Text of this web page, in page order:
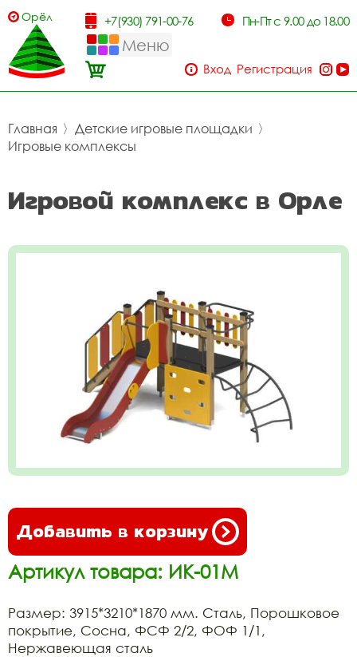
Орёл +7(930) 791-00-76 Пн-Пт с 9.00 до 18.00
Меню
Вход Регистрация
Главная 〉 Детские игровые площадки 〉
Игровые комплексы
Игровой комплекс в Орле
Добавить в корзину
Артикул товара: ИК-01М
Размер: 3915*3210*1870 мм. Сталь, Порошковое
покрытие, Сосна, ФСФ 2/2, ФОФ 1/1,
Нержавеющая сталь